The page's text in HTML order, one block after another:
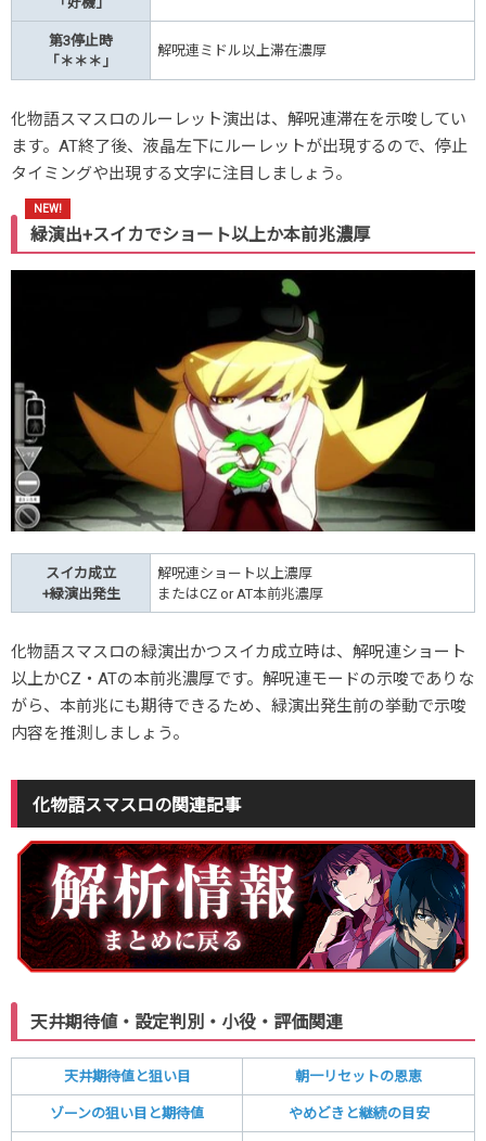
第3停止時
「＊＊＊」
解呪連ミドル以上滞在濃厚
化物語スマスロのルーレット演出は、解呪連滞在を示唆してい
ます。AT終了後、液晶左下にルーレットが出現するので、停止
タイミングや出現する文字に注目しましょう。
緑演出+スイカでショート以上か本前兆濃厚
スイカ成立
+緑演出発生
解呪連ショート以上濃厚
またはCZ or AT本前兆濃厚
化物語スマスロの緑演出かつスイカ成立時は、解呪連ショート
以上かCZ・ATの本前兆濃厚です。解呪連モードの示唆でありな
がら、本前兆にも期待できるため、緑演出発生前の挙動で示唆
内容を推測しましょう。
化物語スマスロの関連記事
天井期待値・設定判別・小役・評価関連
天井期待値と狙い目 朝一リセットの恩恵
ゾーンの狙い目と期待値 やめどきと継続の目安